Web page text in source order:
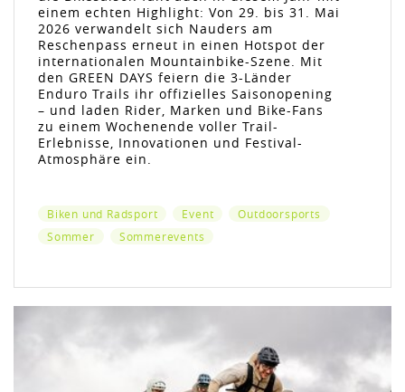
einem echten Highlight: Von 29. bis 31. Mai
2026 verwandelt sich Nauders am
Reschenpass erneut in einen Hotspot der
internationalen Mountainbike-Szene. Mit
den GREEN DAYS feiern die 3-Länder
Enduro Trails ihr offizielles Saisonopening
– und laden Rider, Marken und Bike-Fans
zu einem Wochenende voller Trail-
Erlebnisse, Innovationen und Festival-
Atmosphäre ein.
Biken und Radsport Event
Outdoorsports
Sommer
Sommerevents